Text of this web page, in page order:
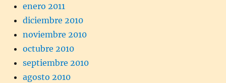
enero 2011
diciembre 2010
noviembre 2010
octubre 2010
septiembre 2010
agosto 2010